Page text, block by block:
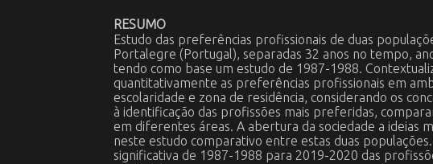
RESUMO
Estudo das preferências profissionais de duas
Portalegre (Portugal), separadas 32 anos no tempo,
tendo como base um estudo de 1987-1988.
quantitativamente as preferências profissionais em
escolaridade e zona de residência, considerando os
à identificação das profissões mais preferidas,
em diferentes áreas. A abertura da sociedade a ideias
neste estudo comparativo entre estas duas
significativa de 1987-1988 para 2019-2020 das